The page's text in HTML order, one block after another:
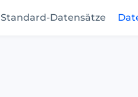
Standard-Datensätze